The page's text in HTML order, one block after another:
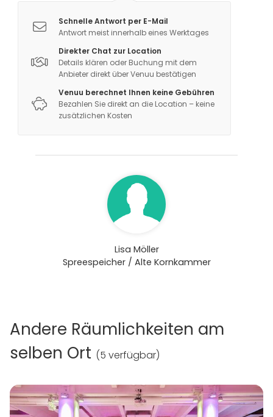
Einrichtungen
Wir tun alles, um Ihre individuellen Wünsche zu
erfüllen. Gerne bieten wir Ihnen Sonderleistungen an
und gehen auf spezielle Anforderungen ein, sofern
dies technisch und organisatorisch möglich ist. Bitte
beachten Sie, dass je nach Umfang dieser
Leistungen zusätzliche Kosten anfallen können.
Aktivitäten und Event-Highlights für Ihre
Veranstaltung, wie beispielsweise Fotoboxen oder
ähnliche Attraktionen. Nehmen Sie einfach Kontakt
Schnelle Antwort per E-Mail
Antwort meist innerhalb eines Werktages
Direkter Chat zur Location
Details klären oder Buchung mit dem
Anbieter direkt über Venuu bestätigen
Venuu berechnet Ihnen keine Gebühren
Bezahlen Sie direkt an die Location – keine
zusätzlichen Kosten
Lisa Möller
Spreespeicher / Alte Kornkammer
Andere Räumlichkeiten am
selben Ort (5 verfügbar)